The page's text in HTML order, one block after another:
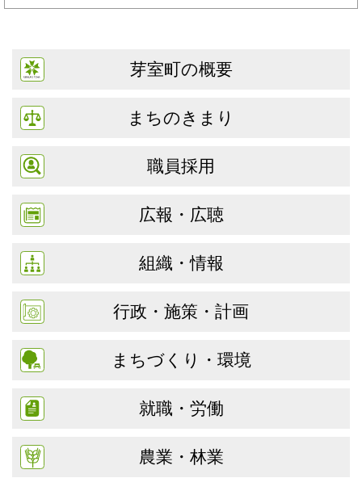
芽室町の概要
まちのきまり
職員採用
広報・広聴
組織・情報
行政・施策・計画
まちづくり・環境
就職・労働
農業・林業